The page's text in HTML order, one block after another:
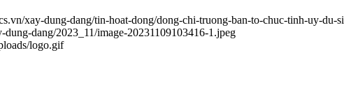
xay-dung-dang/tin-hoat-dong/dong-chi-truong-ban-to-chuc-tinh-uy-
dang/2023_11/image-20231109103416-1.jpeg
logo.gif